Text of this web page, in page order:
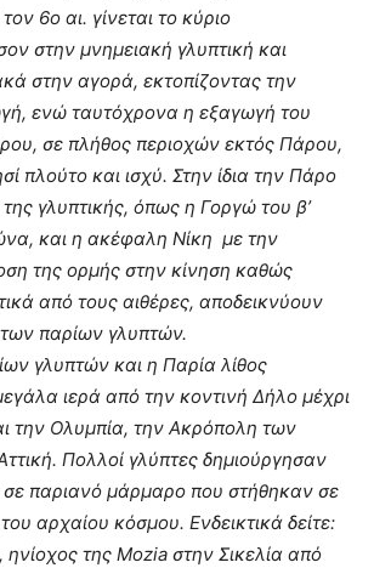
6ο αι. γίνεται το κύριο
στην μνημειακή γλυπτική και
στην αγορά, εκτοπίζοντας την
ενώ ταυτόχρονα η εξαγωγή του
σε πλήθος περιοχών εκτός Πάρου,
πλούτο και ισχύ. Στην ίδια την Πάρο
γλυπτικής, όπως η Γοργώ του β’
και η ακέφαλη Νίκη με την
της ορμής στην κίνηση καθώς
από τους αιθέρες, αποδεικνύουν
παρίων γλυπτών.
γλυπτών και η Παρία λίθος
ιερά από την κοντινή Δήλο μέχρι
την Ολυμπία, την Ακρόπολη των
Πολλοί γλύπτες δημιούργησαν
παριανό μάρμαρο που στήθηκαν σε
αρχαίου κόσμου. Ενδεικτικά δείτε:
ηνίοχος της Mozia στην Σικελία από